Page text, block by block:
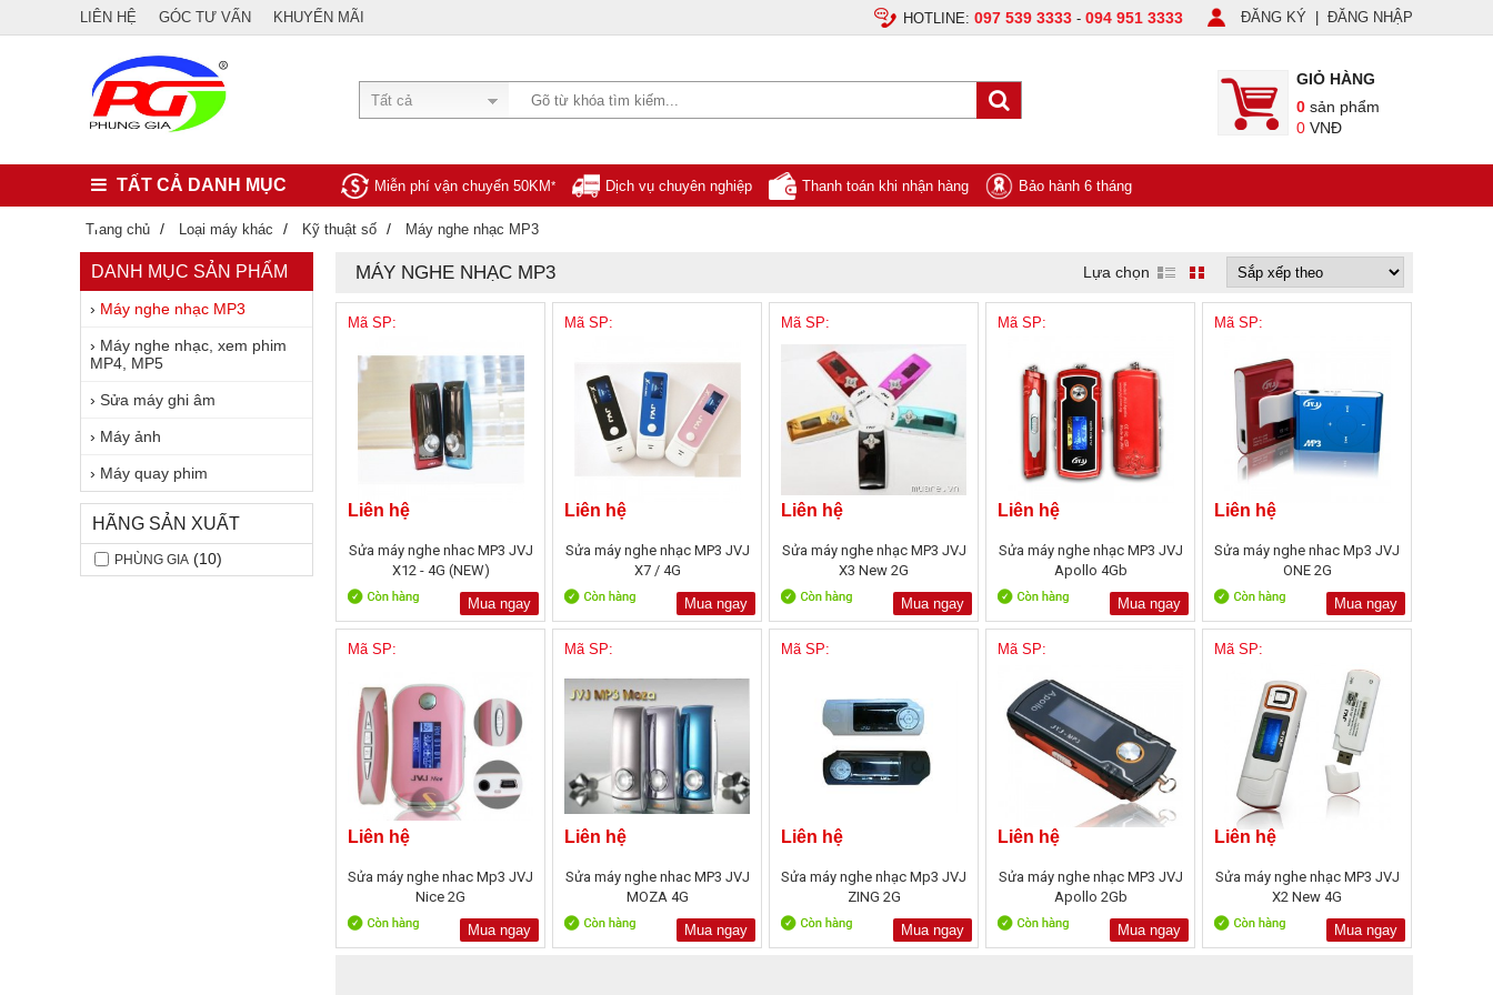
LIÊN HỆ GÓC TƯ VẤN KHUYẾN MÃI HOTLINE: 097 539 3333 - 094 951 3333 ĐĂNG KÝ ĐĂNG NHẬP
Tất cả
GIỎ HÀNG
0 sản phẩm
0 VNĐ
TẤT CẢ DANH MỤC Miễn phí vận chuyển 50KM* Dịch vụ chuyên nghiệp Thanh toán khi nhận hàng Bảo hành 6 tháng
Trang chủ / Loại máy khác / Kỹ thuật số / Máy nghe nhạc MP3
DANH MỤC SẢN PHẨM
› Máy nghe nhạc MP3
› Máy nghe nhạc, xem phim
MP4, MP5
› Sửa máy ghi âm
› Máy ảnh
› Máy quay phim
HÃNG SẢN XUẤT
PHÙNG GIA (10)
MÁY NGHE NHẠC MP3 Lựa chọn
Mã SP:
Liên hệ
Sửa máy nghe nhac MP3 JVJ
X12 - 4G (NEW)
Mua ngay
Mã SP:
Liên hệ
Sửa máy nghe nhạc MP3 JVJ
X7 / 4G
Mua ngay
Mã SP:
Liên hệ
Sửa máy nghe nhạc MP3 JVJ
X3 New 2G
Mua ngay
Mã SP:
Liên hệ
Sửa máy nghe nhạc MP3 JVJ
Apollo 4Gb
Mua ngay
Mã SP:
Liên hệ
Sửa máy nghe nhac Mp3 JVJ
ONE 2G
Mua ngay
Mã SP:
Liên hệ
Sửa máy nghe nhac Mp3 JVJ
Nice 2G
Mua ngay
Mã SP:
Liên hệ
Sửa máy nghe nhac MP3 JVJ
MOZA 4G
Mua ngay
Mã SP:
Liên hệ
Sửa máy nghe nhạc Mp3 JVJ
ZING 2G
Mua ngay
Mã SP:
Liên hệ
Sửa máy nghe nhạc MP3 JVJ
Apollo 2Gb
Mua ngay
Mã SP:
Liên hệ
Sửa máy nghe nhạc MP3 JVJ
X2 New 4G
Mua ngay